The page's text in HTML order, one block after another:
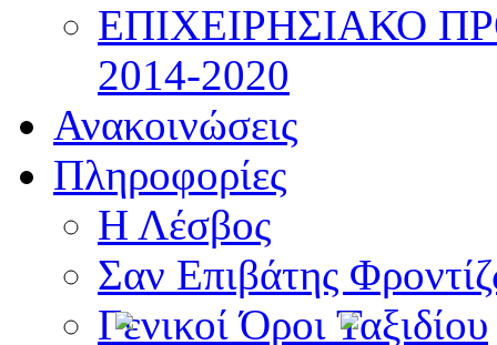
ΕΠΙΧΕΙΡΗΣΙΑΚΟ
2014-2020
Ανακοινώσεις
Πληροφορίες
Η Λέσβος
Σαν Επιβάτης
Γενικοί Όροι Ταξιδίου